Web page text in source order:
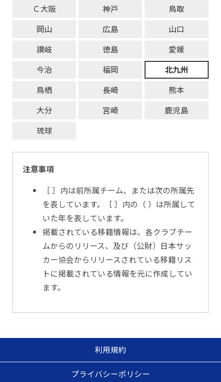
Ｃ大阪
神戸
鳥取
岡山
広島
山口
讃岐
徳島
愛媛
今治
福岡
北九州
鳥栖
長崎
熊本
大分
宮崎
鹿児島
琉球
注意事項
［ ］内は前所属チーム、または次の所属先
を表しています。［ ］内の（ ）は所属して
いた年を表しています。
掲載されている移籍情報は、各クラブチー
ムからのリリース、及び（公財）日本サッ
カー協会からリリースされている移籍リス
トに掲載されている情報を元に作成してい
ます。
利用規約
プライバシーポリシー